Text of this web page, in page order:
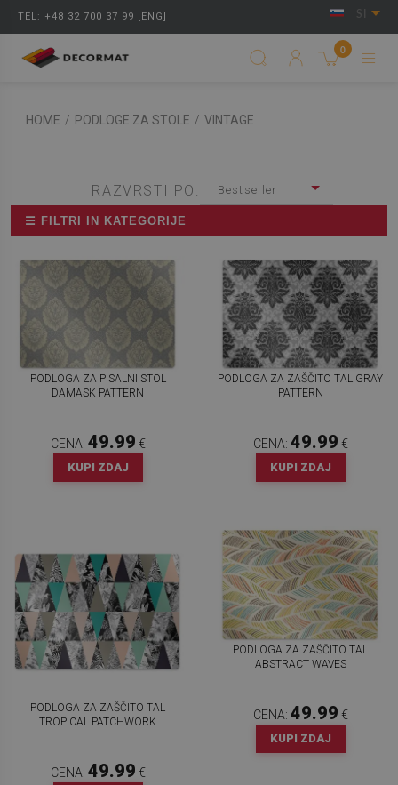
TEL: +48 32 700 37 99 [ENG] SI
0
HOME / PODLOGE ZA STOLE / VINTAGE
RAZVRSTI PO: Bestseller
☰ FILTRI IN KATEGORIJE
PODLOGA ZA PISALNI STOL
DAMASK PATTERN
CENA: 49.99 €
KUPI ZDAJ
PODLOGA ZA ZAŠČITO TAL GRAY
PATTERN
CENA: 49.99 €
KUPI ZDAJ
PODLOGA ZA ZAŠČITO TAL
TROPICAL PATCHWORK
CENA: 49.99 €
PODLOGA ZA ZAŠČITO TAL
ABSTRACT WAVES
CENA: 49.99 €
KUPI ZDAJ